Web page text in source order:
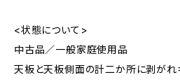
<状態について>
中古品／一般家庭使用品
天板と天板側面の計二か所に剥がれ